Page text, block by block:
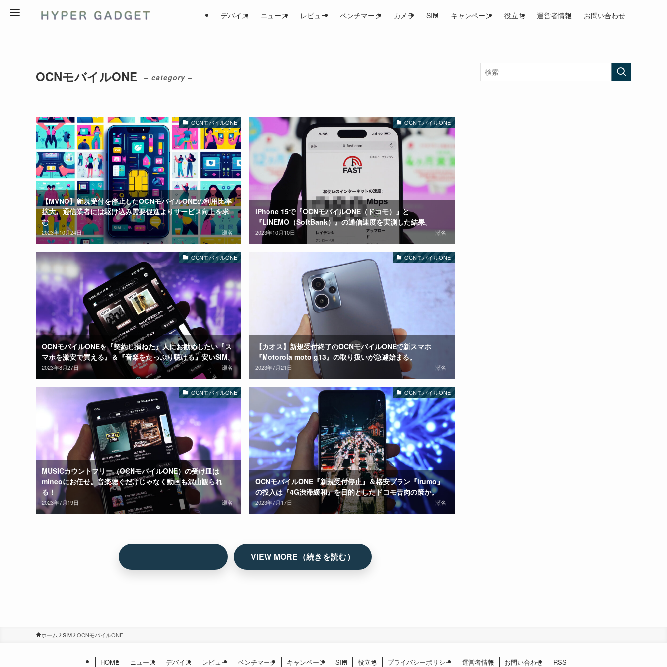
デバイス ニュース レビュー ベンチマーク カメラ SIM キャンペーン 役立ち 運営者情報 お問い合わせ
OCNモバイルONE – category –
OCNモバイルONE
【MVNO】新規受付を停止したOCNモバイルONEの利用比率
拡大。通信業者には駆け込み需要促進よりサービス向上を求
む
2023年10月24日 瀬名
OCNモバイルONE
iPhone 15で『OCNモバイルONE（ドコモ）』と
『LINEMO（SoftBank）』の通信速度を実測した結果。
2023年10月10日 瀬名
OCNモバイルONE
OCNモバイルONEを『契約し損ねた』人にお勧めしたい『ス
マホを激安で買える』＆『音楽をたっぷり聴ける』安いSIM。
2023年8月27日 瀬名
OCNモバイルONE
【カオス】新規受付終了のOCNモバイルONEで新スマホ
『Motorola moto g13』の取り扱いが急遽始まる。
2023年7月21日 瀬名
OCNモバイルONE
MUSICカウントフリー（OCNモバイルONE）の受け皿は
mineoにお任せ。音楽聴くだけじゃなく動画も沢山観られ
る！
2023年7月19日 瀬名
OCNモバイルONE
OCNモバイルONE『新規受付停止』＆格安プラン『irumo』
の投入は『4G渋滞緩和』を目的としたドコモ苦肉の策か。
2023年7月17日 瀬名
ホーム SIM OCNモバイルONE
HOME ニュース デバイス レビュー ベンチマーク キャンペーン SIM 役立ち プライバシーポリシー 運営者情報 お問い合わせ RSS